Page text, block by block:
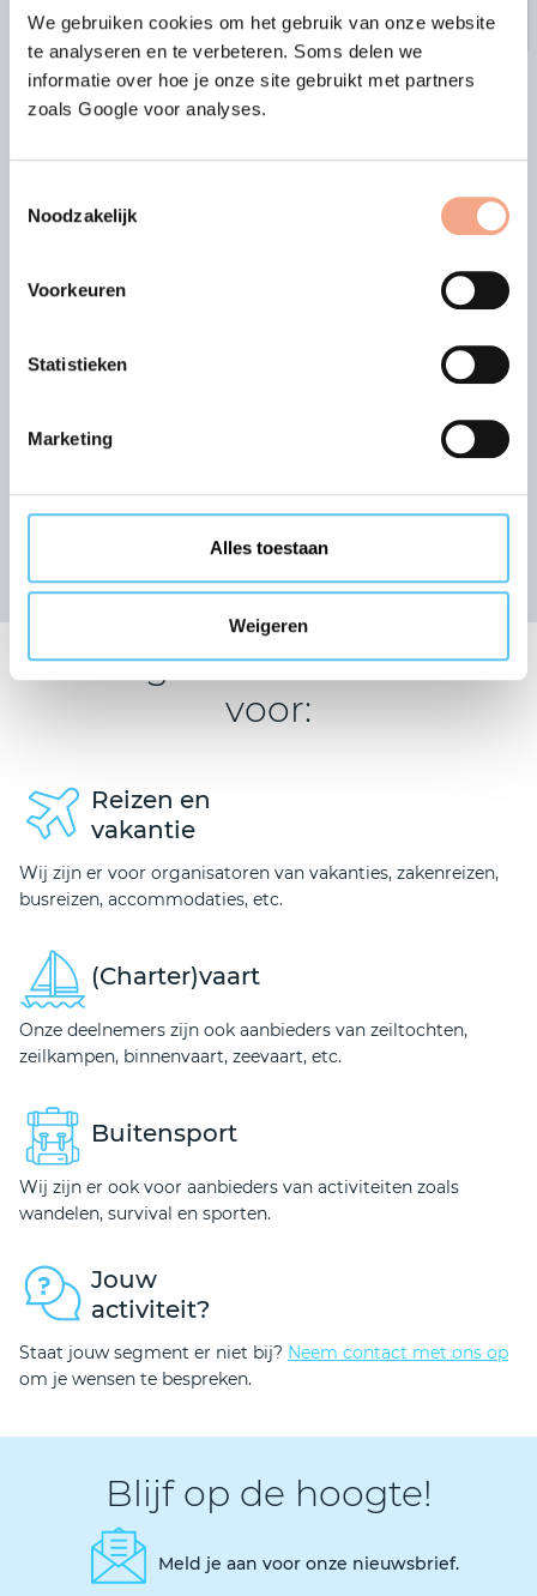
We gebruiken cookies om het gebruik van onze website
te analyseren en te verbeteren. Soms delen we
informatie over hoe je onze site gebruikt met partners
zoals Google voor analyses.
Noodzakelijk
Voorkeuren
Statistieken
Marketing
Alles toestaan
Weigeren
vorige bericht | alle berichten | volgende bericht
VZR Garant Visie: Thiemo
de reisbranche misleidend kan zijn voor
starters. Dit artikel maakt onderdeel uit
Nieuwsoverzicht
Ons garantiefonds is er
voor:
Reizen en
vakantie
Wij zijn er voor organisatoren van vakanties, zakenreizen,
busreizen, accommodaties, etc.
(Charter)vaart
Onze deelnemers zijn ook aanbieders van zeiltochten,
zeilkampen, binnenvaart, zeevaart, etc.
Buitensport
Wij zijn er ook voor aanbieders van activiteiten zoals
wandelen, survival en sporten.
Jouw
activiteit?
Staat jouw segment er niet bij? Neem contact met ons op
om je wensen te bespreken.
Blijf op de hoogte!
Meld je aan voor onze nieuwsbrief.